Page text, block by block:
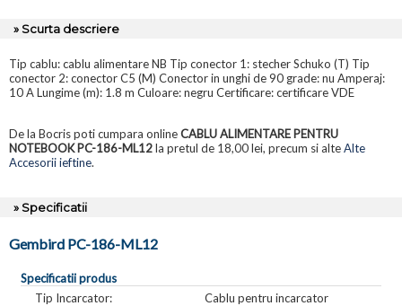
» Scurta descriere
Tip cablu: cablu alimentare NB Tip conector 1: stecher Schuko (T) Tip
conector 2: conector C5 (M) Conector in unghi de 90 grade: nu Amperaj:
10 A Lungime (m): 1.8 m Culoare: negru Certificare: certificare VDE
De la Bocris poti cumpara onlineCABLU ALIMENTARE PENTRU
NOTEBOOK PC-186-ML12la pretul de 18,00 lei, precum si alteAlte
Accesorii ieftine.
» Specificatii
Gembird PC-186-ML12
Specificatii produs
Tip Incarcator:
Cablu pentru incarcator